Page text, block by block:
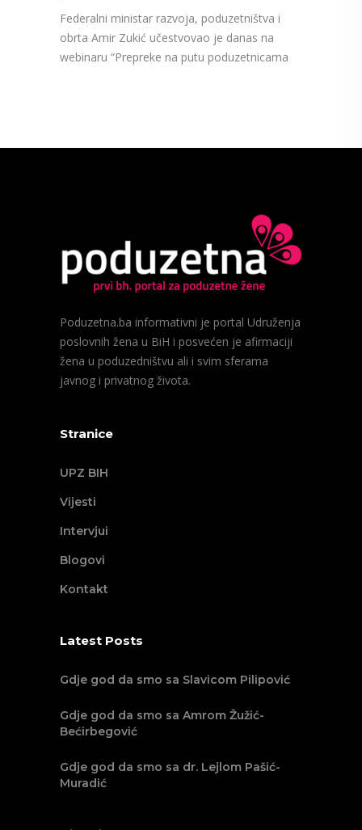
Federalni ministar razvoja, poduzetništva i
obrta Amir Zukić učestvovao je danas na
webinaru “Prepreke na putu poduzetnicama
Poduzetna.ba informativni je portal Udruženja
poslovnih žena u BiH i posvećen je afirmaciji
žena u poduzedništvu ali i svim sferama
javnog i privatnog života.
Stranice
UPZ BIH
Vijesti
Intervjui
Blogovi
Kontakt
Latest Posts
Gdje god da smo sa Slavicom Pilipović
Gdje god da smo sa Amrom Žužić-
Bećirbegović
Gdje god da smo sa dr. Lejlom Pašić-
Muradić